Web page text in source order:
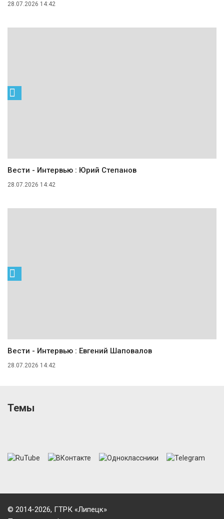
28.07.2026 14:42
Вести - Интервью : Юрий Степанов
28.07.2026 14:42
Вести - Интервью : Евгений Шаповалов
28.07.2026 14:42
Темы
© 2014-2026, ГТРК «Липецк»